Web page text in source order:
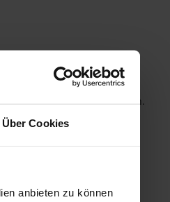
Über Cookies
anbieten zu können
MwSt. an der Kasse variieren.